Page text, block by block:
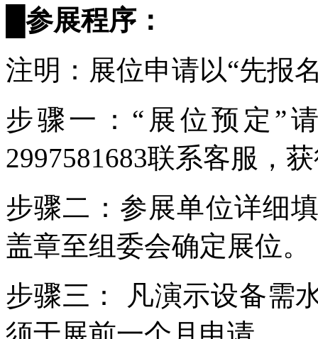
参展程序：
注明：展位申请以“先报
步骤一：“展位预定”
2997581683联系客服，
步骤二：参展单位详细
盖章至组委会确定展位。
步骤三： 凡演示设备需